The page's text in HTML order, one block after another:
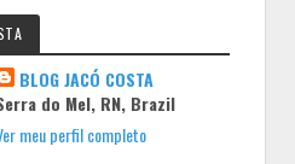
BLOG JACÓ COSTA
do Mel, RN, Brazil
meu perfil completo